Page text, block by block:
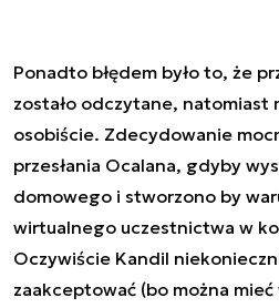
Ponadto błędem było to, że
zostało odczytane, natomiast
osobiście. Zdecydowanie
przesłania Ocalana, gdyby
domowego i stworzono by
wirtualnego uczestnictwa w
Oczywiście Kandil
zaakceptować (bo można